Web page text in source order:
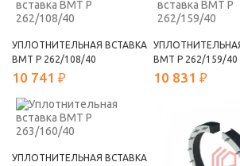
УПЛОТНИТЕЛЬНАЯ ВСТАВКА
ВМТ Р 262/108/40
10 741 ₽
ВМТ Р 262/159/40
10 831 ₽
УПЛОТНИТЕЛЬНАЯ ВСТАВКА